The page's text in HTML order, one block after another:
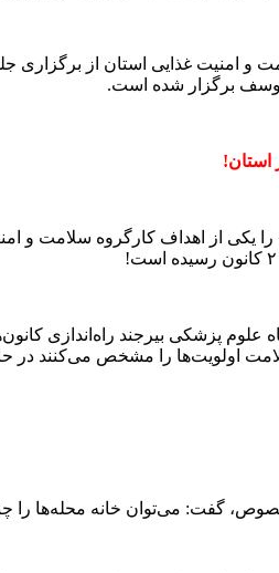
برگزار شده است.
یکی از اهداف کارگروه سلامت و
علوم پزشکی بیرجند راه‌اندازی
اولویت‌ها را مشخص می‌کنند در
گفت: می‌توان خانه محله‌ها